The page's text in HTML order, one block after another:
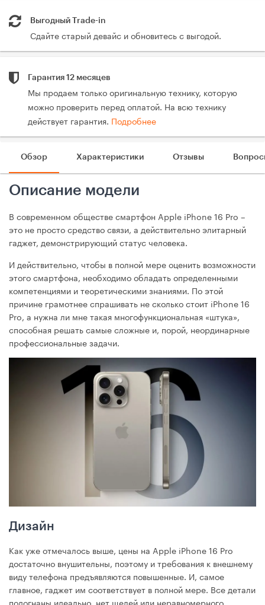
Выгодный Trade-in
Сдайте старый девайс и обновитесь с выгодой.
Гарантия 12 месяцев
Мы продаем только оригинальную технику, которую
можно проверить перед оплатой. На всю технику
действует гарантия. Подробнее
Обзор Характеристики Отзывы
Описание модели
В современном обществе смартфон Apple iPhone 16 Pro –
это не просто средство связи, а действительно элитарный
гаджет, демонстрирующий статус человека.
И действительно, чтобы в полной мере оценить возможности
этого смартфона, необходимо обладать определенными
компетенциями и теоретическими знаниями. По этой
причине грамотнее спрашивать не сколько стоит iPhone 16
Pro, а нужна ли мне такая многофункциональная «штука»,
способная решать самые сложные и, порой, неординарные
профессиональные задачи.
Дизайн
Как уже отмечалось выше, цены на Apple iPhone 16 Pro
достаточно внушительны, поэтому и требования к внешнему
виду телефона предъявляются повышенные. И, самое
главное, гаджет им соответствует в полной мере. Все детали
подогнаны идеально, нет щелей или неравномерного